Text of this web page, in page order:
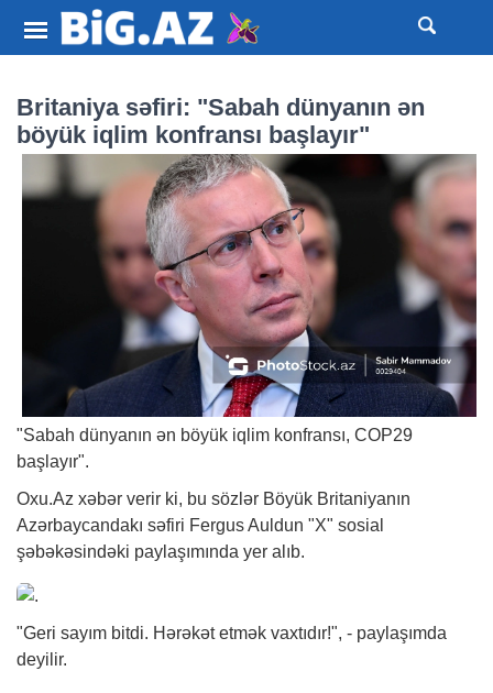
Britaniya səfiri: "Sabah dünyanın ən
böyük iqlim konfransı başlayır"
"Sabah dünyanın ən böyük iqlim konfransı, COP29
başlayır".
Oxu.Az xəbər verir ki, bu sözlər Böyük Britaniyanın
Azərbaycandakı səfiri Fergus Auldun "X" sosial
şəbəkəsindəki paylaşımında yer alıb.
"Geri sayım bitdi. Hərəkət etmək vaxtıdır!", - paylaşımda
deyilir.